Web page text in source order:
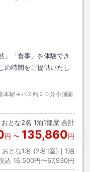
」「食事」を体験でき
の時間をご提供いたし
本駅→バス約２０分小涌園
おとな2名 1泊1部屋 合計
円 〜 135,860円
おとな1名 (2名1室)｜ 1泊
込 16,500円〜67,930円